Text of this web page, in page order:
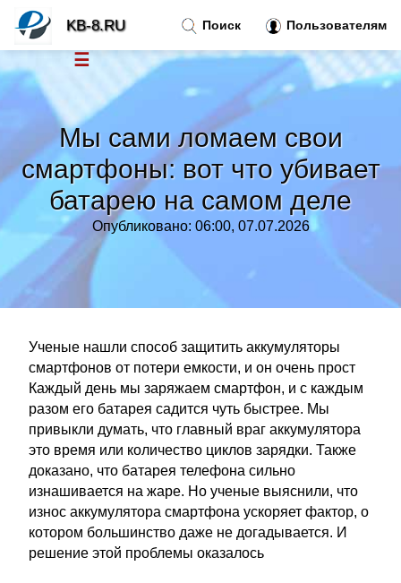
Мы сами ломаем свои
смартфоны: вот что убивает
батарею на самом деле
Опубликовано: 06:00, 07.07.2026
Ученые нашли способ защитить аккумуляторы
смартфонов от потери емкости, и он очень прост
Каждый день мы заряжаем смартфон, и с каждым
разом его батарея садится чуть быстрее. Мы
привыкли думать, что главный враг аккумулятора
это время или количество циклов зарядки. Также
доказано, что батарея телефона сильно
изнашивается на жаре. Но ученые выяснили, что
износ аккумулятора смартфона ускоряет фактор, о
котором большинство даже не догадывается. И
решение этой проблемы оказалось
Поиск Пользователям
KB-8.RU
☰
Новости
Тренды новостей»
Рубрики»
Правила »
Контакт»